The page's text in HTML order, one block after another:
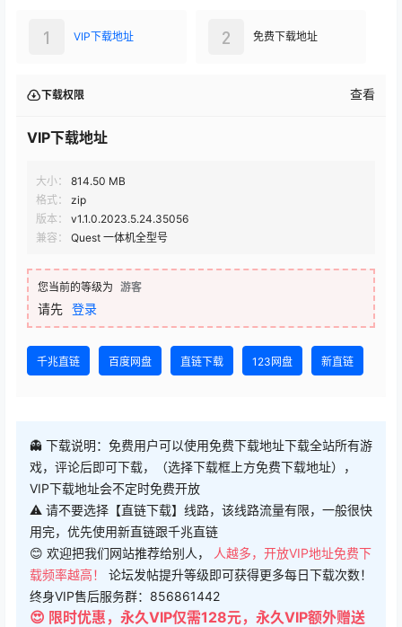
VIP下载地址
1 免费下载地址
2
下载权限 查看
VIP下载地址
大小：
814.50 MB
格式：
zip
版本：
v1.1.0.2023.5.24.35056
兼容：
Quest 一体机全型号
您当前的等级为 游客
请先 登录
千兆直链 百度网盘 直链下载 123网盘 新直链
👻 下载说明：免费用户可以使用免费下载地址下载全站所有游
戏，评论后即可下载，（选择下载框上方免费下载地址），
VIP下载地址会不定时免费开放
⚠ 请不要选择【直链下载】线路，该线路流量有限，一般很快
用完，优先使用新直链跟千兆直链
😊 欢迎把我们网站推荐给别人，
人越多，开放VIP地址免费下
载频率越高！ 论坛发帖提升等级即可获得更多每日下载次数！
终身VIP售后服务群：856861442
😍 限时优惠，永久VIP仅需128元，永久VIP额外赠送